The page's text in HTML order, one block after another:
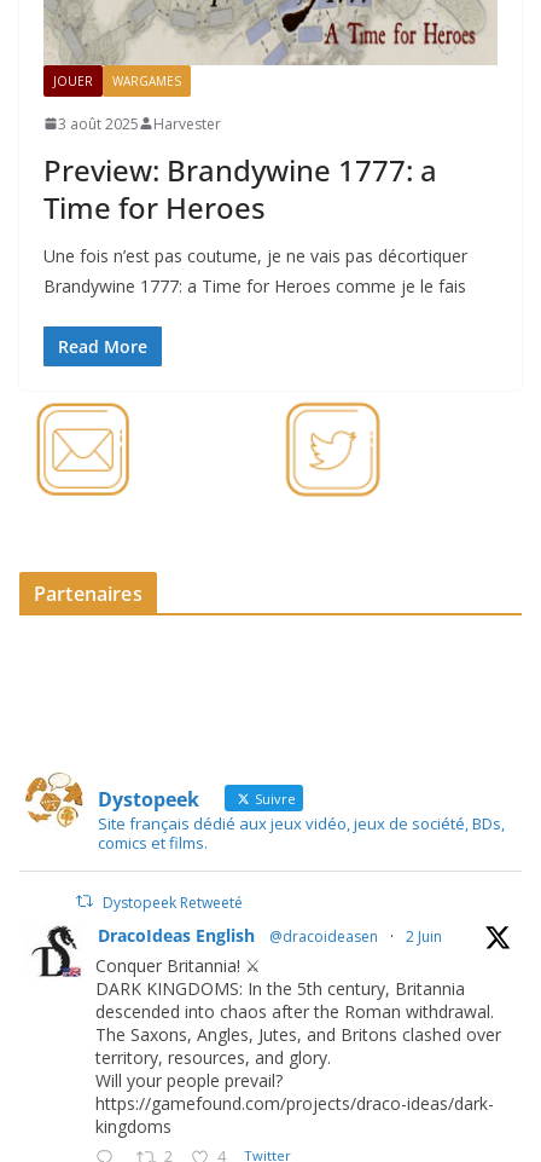
JOUER WARGAMES
3 août 2025 Harvester
Preview: Brandywine 1777: a
Time for Heroes
Une fois n’est pas coutume, je ne vais pas décortiquer
Brandywine 1777: a Time for Heroes comme je le fais
Read More
Partenaires
Dystopeek Suivre
Site français dédié aux jeux vidéo, jeux de société, BDs,
comics et films.
Dystopeek Retweeté
DracoIdeas English @dracoideasen · 2 Juin
Conquer Britannia! ⚔️
DARK KINGDOMS: In the 5th century, Britannia
descended into chaos after the Roman withdrawal.
The Saxons, Angles, Jutes, and Britons clashed over
territory, resources, and glory.
Will your people prevail?
https://gamefound.com/projects/draco-ideas/dark-
kingdoms
2 4 Twitter